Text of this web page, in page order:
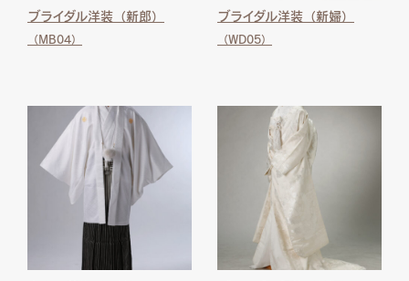
ブライダル洋装（新郎）
（MB04）
ブライダル洋装（新婦）
（WD05）